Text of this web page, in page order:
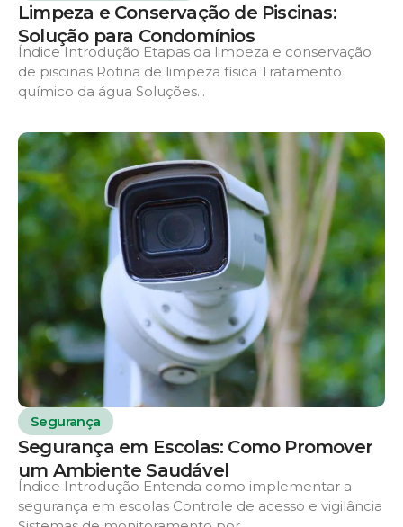
Limpeza e Conservação de Piscinas:
Solução para Condomínios
Índice Introdução Etapas da limpeza e conservação
de piscinas Rotina de limpeza física Tratamento
químico da água Soluções...
Segurança
Segurança em Escolas: Como Promover
um Ambiente Saudável
Índice Introdução Entenda como implementar a
segurança em escolas Controle de acesso e vigilância